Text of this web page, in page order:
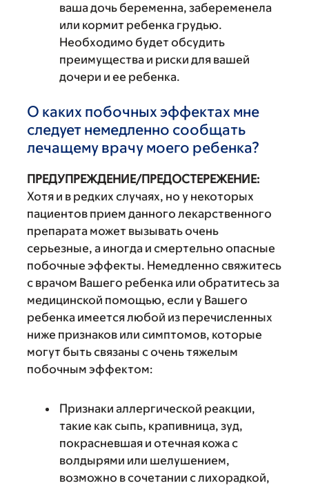
ваша дочь беременна, забеременела
или кормит ребенка грудью.
Необходимо будет обсудить
преимущества и риски для вашей
дочери и ее ребенка.
О каких побочных эффектах мне
следует немедленно сообщать
лечащему врачу моего ребенка?
ПРЕДУПРЕЖДЕНИЕ/ПРЕДОСТЕРЕЖЕНИЕ:
Хотя и в редких случаях, но у некоторых
пациентов прием данного лекарственного
препарата может вызывать очень
серьезные, а иногда и смертельно опасные
побочные эффекты. Немедленно свяжитесь
с врачом Вашего ребенка или обратитесь за
медицинской помощью, если у Вашего
ребенка имеется любой из перечисленных
ниже признаков или симптомов, которые
могут быть связаны с очень тяжелым
побочным эффектом:
Признаки аллергической реакции,
такие как сыпь, крапивница, зуд,
покрасневшая и отечная кожа с
волдырями или шелушением,
возможно в сочетании с лихорадкой,